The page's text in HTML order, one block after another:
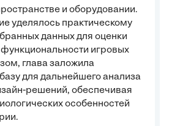
и оборудовании.
уделялось практическому
данных для оценки
игровых
глава заложила
для дальнейшего анализа
решений, обеспечивая
особенностей